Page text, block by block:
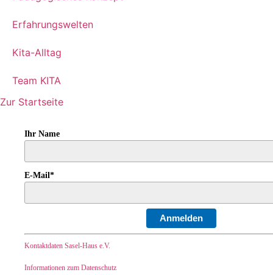
Erfahrungswelten
Kita-Alltag
Team KITA
Zur Startseite
Ihr Name
E-Mail*
Anmelden
Kontaktdaten Sasel-Haus e.V.
Informationen zum Datenschutz